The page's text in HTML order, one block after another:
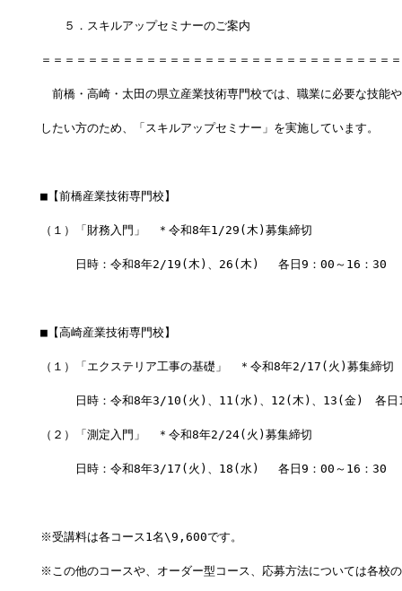
５．スキルアップセミナーのご案内
＝＝＝＝＝＝＝＝＝＝＝＝＝＝＝＝＝＝＝＝＝＝＝＝＝＝＝＝＝＝
前橋・高崎・太田の県立産業技術専門校では、職業に必要な技能
したい方のため、「スキルアップセミナー」を実施しています。
■【前橋産業技術専門校】
（１）「財務入門」　＊令和8年1/29(木)募集締切
日時：令和8年2/19(木)、26(木) 　各日9：00～16：30
■【高崎産業技術専門校】
（１）「エクステリア工事の基礎」　＊令和8年2/17(火)募集締切
日時：令和8年3/10(火)、11(水)、12(木)、13(金)　各日
（２）「測定入門」　＊令和8年2/24(火)募集締切
日時：令和8年3/17(火)、18(水) 　各日9：00～16：
※受講料は各コース1名\9,600です。
※この他のコースや、オーダー型コース、応募方法については各校